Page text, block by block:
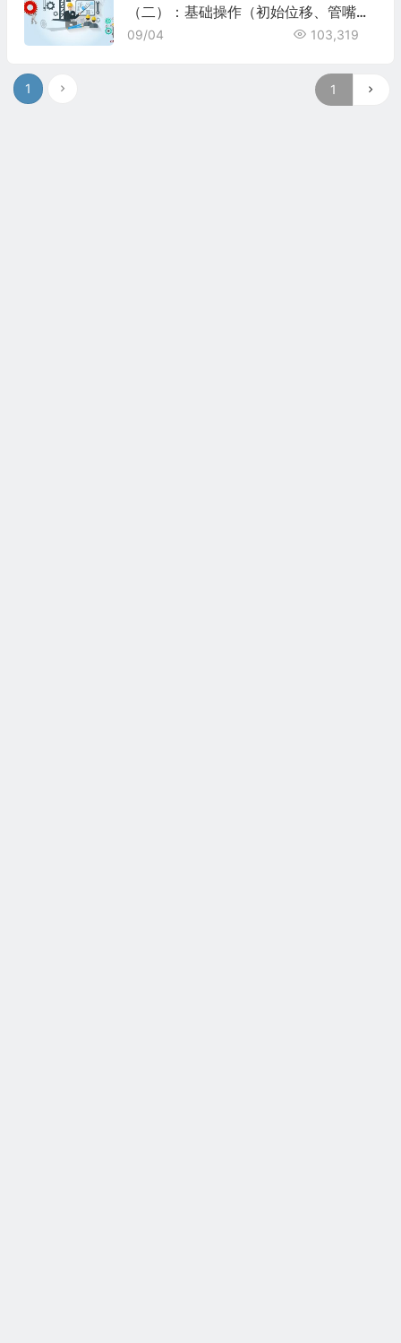
（二）：基础操作（初始位移、管嘴、
弹簧）
09/04 103,319
1